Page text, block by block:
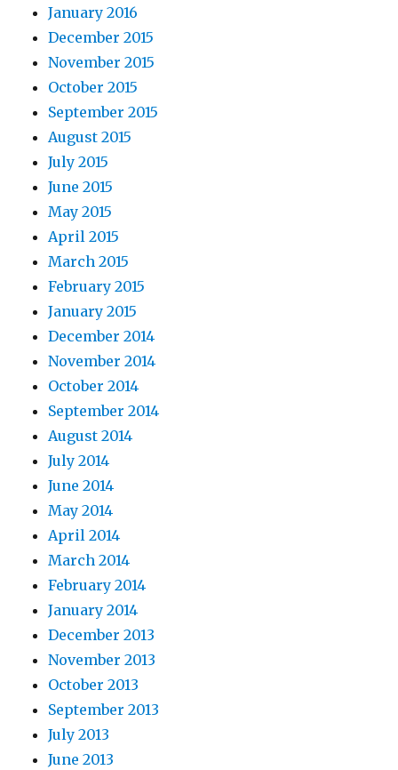
January 2016
December 2015
November 2015
October 2015
September 2015
August 2015
July 2015
June 2015
May 2015
April 2015
March 2015
February 2015
January 2015
December 2014
November 2014
October 2014
September 2014
August 2014
July 2014
June 2014
May 2014
April 2014
March 2014
February 2014
January 2014
December 2013
November 2013
October 2013
September 2013
July 2013
June 2013